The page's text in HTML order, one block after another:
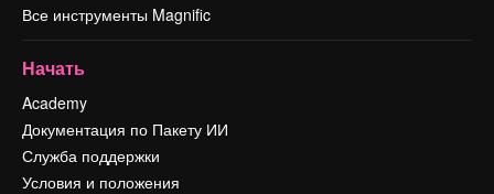
Все инструменты Magnific
Начать
Academy
Документация по Пакету ИИ
Служба поддержки
Условия и положения